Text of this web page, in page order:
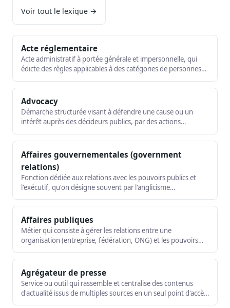
Voir tout le lexique →
Acte réglementaire
Acte administratif à portée générale et impersonnelle, qui
édicte des règles applicables à des catégories de personnes
exemples typiques.
Advocacy
Démarche structurée visant à défendre une cause ou un
intérêt auprès des décideurs publics, par des actions
côté de « plaidoyer ».
Affaires gouvernementales (government
relations)
Fonction dédiée aux relations avec les pouvoirs publics et
l'exécutif, qu'on désigne souvent par l'anglicisme
publiques, centrée sur l'État et l'administration.
Affaires publiques
Métier qui consiste à gérer les relations entre une
organisation (entreprise, fédération, ONG) et les pouvoirs
publics. Combine veille, plaidoyer, représentation et stratégie
d'influence.
Agrégateur de presse
Service ou outil qui rassemble et centralise des contenus
d'actualité issus de multiples sources en un seul point d'accès.
Brique technique fréquente des dispositifs de veille.